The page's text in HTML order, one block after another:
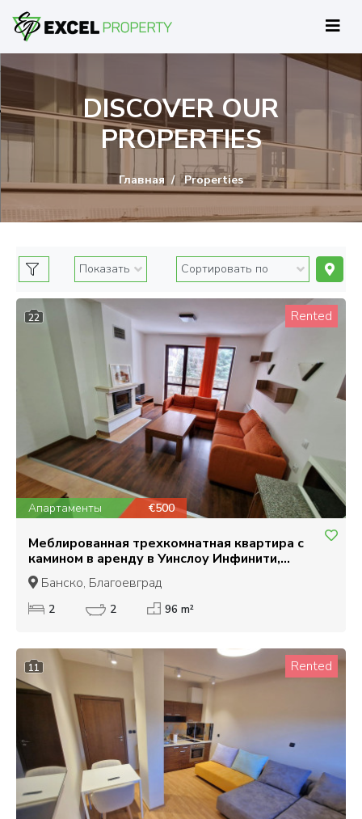
DISCOVER OUR
PROPERTIES
Главная Properties
22 Rented
Апартаменты €500
Меблированная трехкомнатная квартира с
камином в аренду в Уинслоу Инфинити,
Банско
Банско, Благоевград
2 2 96 m²
11 Rented